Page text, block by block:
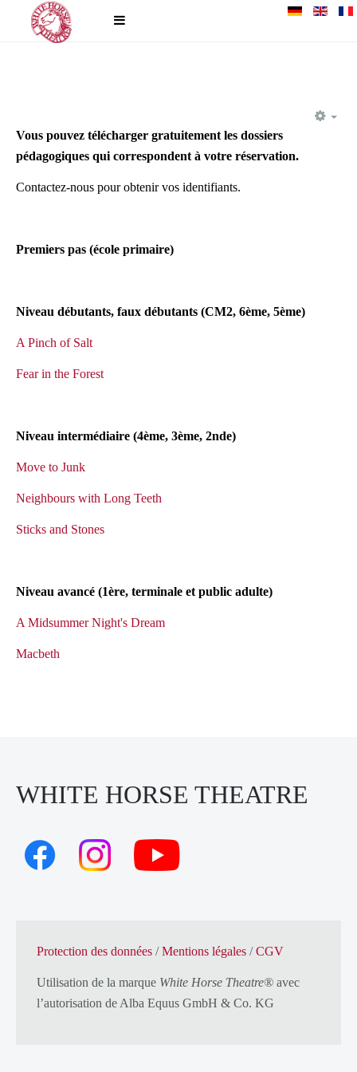
Vous pouvez télécharger gratuitement les dossiers
pédagogiques qui correspondent à votre réservation.
Contactez-nous pour obtenir vos identifiants.
Premiers pas (école primaire)
Niveau débutants, faux débutants (CM2, 6ème, 5ème)
A Pinch of Salt
Fear in the Forest
Niveau intermédiaire (4ème, 3ème, 2nde)
Move to Junk
Neighbours with Long Teeth
Sticks and Stones
Niveau avancé (1ère, terminale et public adulte)
A Midsummer Night's Dream
Macbeth
WHITE HORSE THEATRE
Protection des données /Mentions légales /CGV
Utilisation de la marque White Horse Theatre® avec
l’autorisation de Alba Equus GmbH & Co. KG